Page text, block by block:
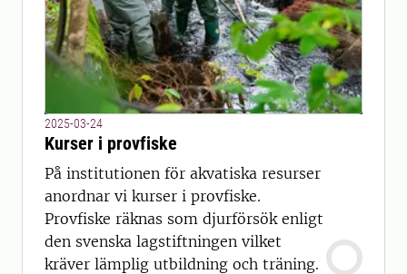
2025-03-24
Kurser i provfiske
På institutionen för akvatiska resurser
anordnar vi kurser i provfiske.
Provfiske räknas som djurförsök enligt
den svenska lagstiftningen vilket
kräver lämplig utbildning och träning.